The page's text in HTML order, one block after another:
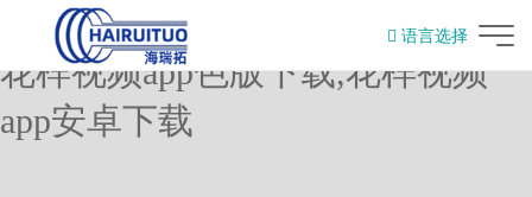
花样视频,花样视频app黄版下载,
花样视频app色版下载,花样视频
app安卓下载
语言选择
English